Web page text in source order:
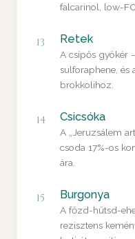
falcarinol, low-
13 Retek
A csípős gyökér
sulforaphene, és
brokkolihoz.
14 Csicsóka
A „Jeruzsálem
csoda 17%-os
ára.
15 Burgonya
A főzd-hűtsd-
rezisztens